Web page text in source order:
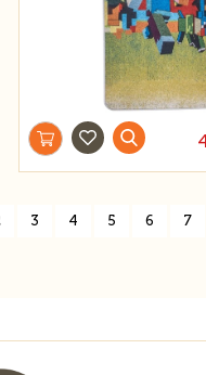
3 4 5 6 7